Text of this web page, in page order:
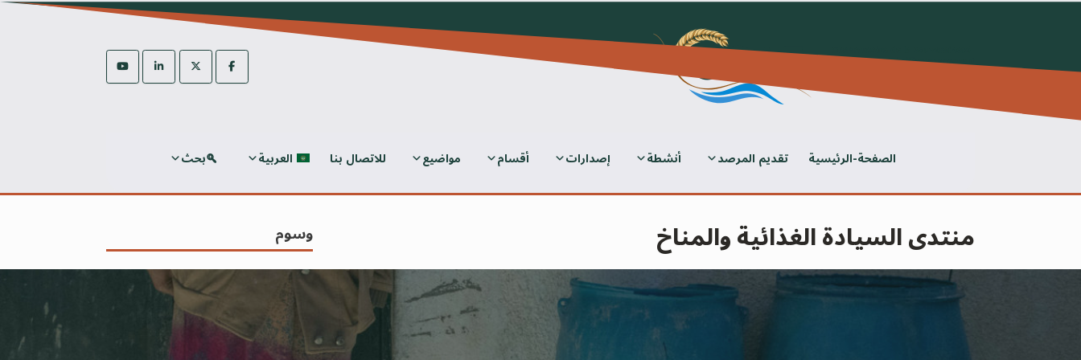
Skip
الصفحة-الرئيسية تقديم المرصد أنشطة إصدارات أقسام مواضيع للاتصال بنا العربية بحث
منتدى السيادة الغذائية والمناخ وسوم
ALECAA propos d'OSAEConférence
Internationale 2025
تصنيفات